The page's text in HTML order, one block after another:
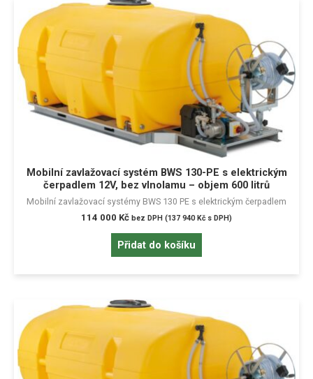
Mobilní zavlažovací systém BWS 130-PE s elektrickým
čerpadlem 12V, bez vlnolamu – objem 600 litrů
Mobilní zavlažovací systémy BWS 130 PE s elektrickým čerpadlem
114 000 Kč bez DPH (137 940Kč s DPH)
Přidat do košíku